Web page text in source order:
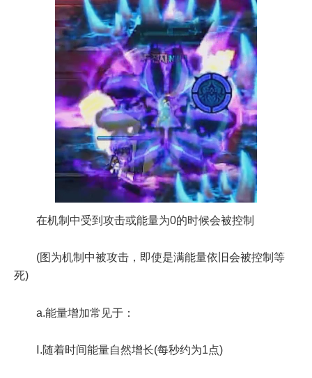
在机制中受到攻击或能量为0的时候会被控制
(图为机制中被攻击，即使是满能量依旧会被控制等
死)
a.能量增加常见于：
Ⅰ.随着时间能量自然增长(每秒约为1点)